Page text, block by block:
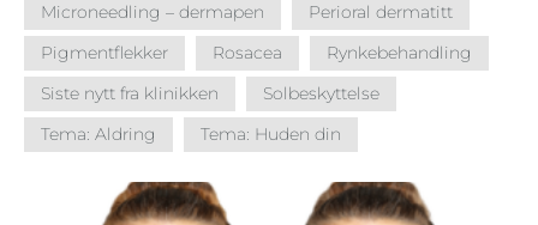
Microneedling – dermapen
Perioral dermatitt
Pigmentflekker
Rosacea
Rynkebehandling
Siste nytt fra klinikken
Solbeskyttelse
Tema: Aldring
Tema: Huden din